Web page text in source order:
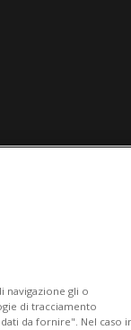
navigazione gli o
di tracciamento
da fornire". Nel caso